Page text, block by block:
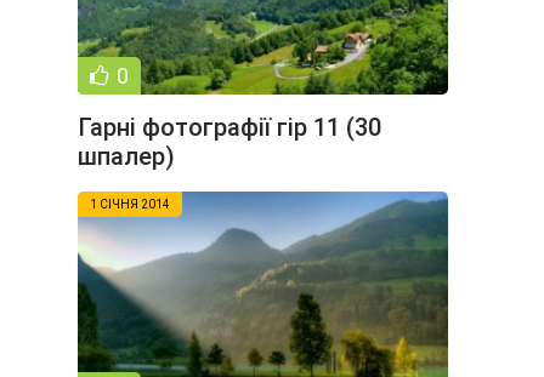
0
Гарні фотографії гір 11 (30
шпалер)
1 СІЧНЯ 2014